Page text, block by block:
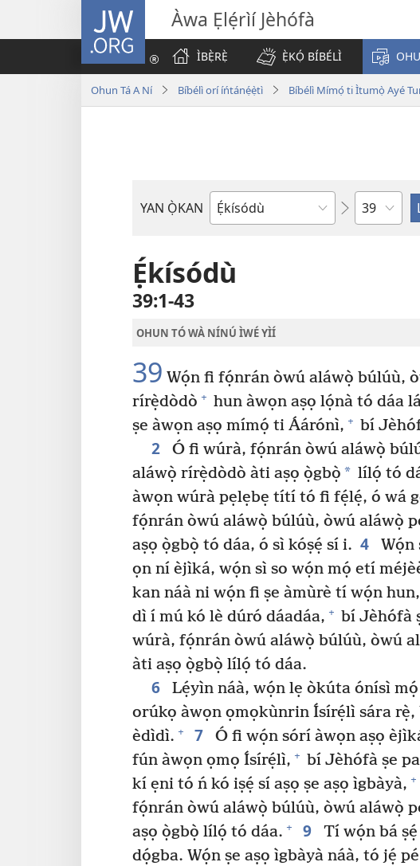
JW.ORG Àwa Ẹlẹ́rìí Jèhófà
ÌBẸ̀RẸ̀
Ẹ̀KỌ́ BÍBÉLÌ
Ohun Tá A Ní Bíbélì orí íńtánẹ́ẹ̀tì Bíbélì Mímọ́ ti Ìtumọ̀ Ayé
YAN Ọ̀KAN
Ìwé
Orí
Ẹ́kísódù
39:1-43
OHUN TÓ WÀ NÍNÚ ÌWÉ YÌÍ
39 Wọ́n fi fọ́nrán òwú aláwọ̀ búlúù,
rírẹ̀dòdò + hun àwọn aṣọ lọ́nà tó dáa
ṣe àwọn aṣọ mímọ́ ti Áárónì, + bí
2
Ó fi wúrà, fọ́nrán òwú aláwọ̀
aláwọ̀ rírẹ̀dòdò àti aṣọ ọ̀gbọ̀ * lílọ́ tó
àwọn wúrà pẹlẹbẹ títí tó fi fẹ́lẹ́, ó wá
fọ́nrán òwú aláwọ̀ búlúù, òwú aláwọ̀
aṣọ ọ̀gbọ̀ tó dáa, ó sì kóṣẹ́ sí i. 4
Wọ́n
ọn ní èjìká, wọ́n sì so wọ́n mọ́ etí
kan náà ni wọ́n fi ṣe àmùrè tí wọ́n hun,
dì í mú kó lè dúró dáadáa, + bí Jèhófà
wúrà, fọ́nrán òwú aláwọ̀ búlúù, òwú
àti aṣọ ọ̀gbọ̀ lílọ́ tó dáa.
6
Lẹ́yìn náà, wọ́n lẹ òkúta ónísì
orúkọ àwọn ọmọkùnrin Ísírẹ́lì sára
èdìdì. + 7
Ó fi wọ́n sórí àwọn aṣọ
fún àwọn ọmọ Ísírẹ́lì, + bí Jèhófà ṣe
kí ẹni tó ń kó iṣẹ́ sí aṣọ ṣe aṣọ ìgbàyà, +
fọ́nrán òwú aláwọ̀ búlúù, òwú aláwọ̀
aṣọ ọ̀gbọ̀ lílọ́ tó dáa. + 9
Tí wọ́n bá
dọ́gba. Wọ́n ṣe aṣọ ìgbàyà náà, tó jẹ́